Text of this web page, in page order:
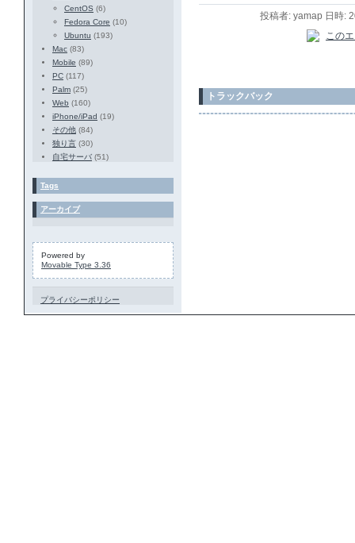
投稿者: yamap 日時:
トラックバック
CentOS (6)
Fedora Core (10)
Ubuntu (193)
Mac (83)
Mobile (89)
PC (117)
Palm (25)
Web (160)
iPhone/iPad (19)
その他 (84)
独り言 (30)
自宅サーバ (51)
Tags
アーカイブ
Powered by
Movable Type 3.36
プライバシーポリシー